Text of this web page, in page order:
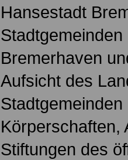
Hansestadt
Bremerhaven
Aufsicht des
Körperschaften,
Stiftungen des